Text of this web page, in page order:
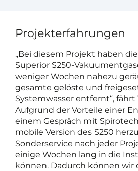
Projekterfahrungen
„Bei diesem Projekt haben
Superior S250-
weniger Wochen nahezu
gesamte gelöste und
Systemwasser entfernt“, fährt
Aufgrund der Vorteile einer
einem Gespräch mit
mobile Version des S250
Sonderservice nach jeder
einige Wochen lang in die
können. Dadurch können wir